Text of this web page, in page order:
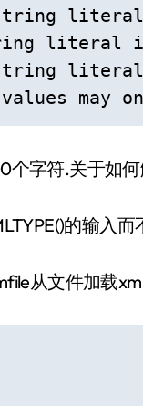
literal
literal
may
字符.关于如
的输入而
从文件加载